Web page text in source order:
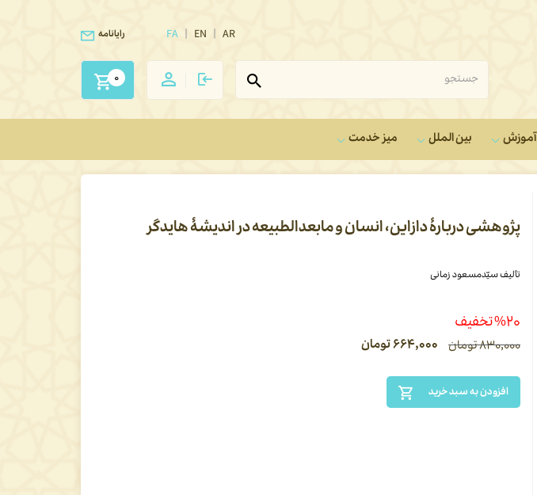
FA EN AR رایانامه
0
آموزش بین الملل میز خدمت
پژوهشی دربارۀ دازاین، انسان و مابعدالطبیعه در اندیشۀ هایدگر
تألیف سیّدمسعود زمانی
۸۳۰,۰۰۰تومان ۶۶۴,۰۰۰تومان
%۲۰ تخفیف
افزودن به سبد خرید